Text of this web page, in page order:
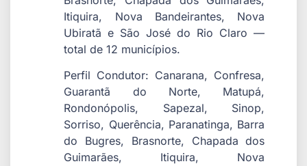
Itiquira, Nova Bandeirantes, Nova
Ubiratã e São José do Rio Claro —
total de 12 municípios.
Perfil Condutor: Canarana, Confresa,
Guarantã do Norte, Matupá,
Rondonópolis, Sapezal, Sinop,
Sorriso, Querência, Paranatinga, Barra
do Bugres, Brasnorte, Chapada dos
Guimarães, Itiquira, Nova